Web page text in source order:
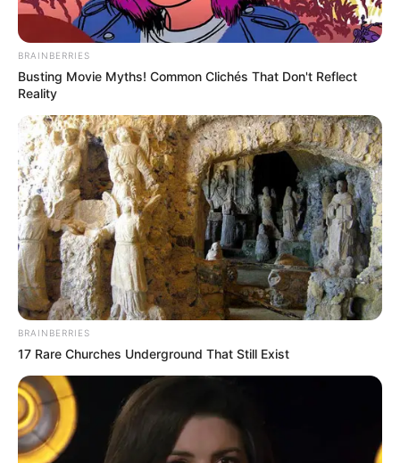
BRAINBERRIES
Busting Movie Myths! Common Clichés That Don't Reflect
Reality
BRAINBERRIES
17 Rare Churches Underground That Still Exist